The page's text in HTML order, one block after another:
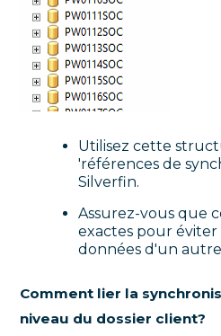
Utilisez cette
'références de
Silverfin.
Assurez-vous que
exactes pour
données d'un autre
Comment lier la
niveau du dossier client?